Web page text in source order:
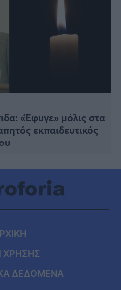
«Έφυγε» μόλις στα
εκπαιδευτικός
ΧΡΗΣΗΣ
ΔΕΔΟΜΕΝΑ